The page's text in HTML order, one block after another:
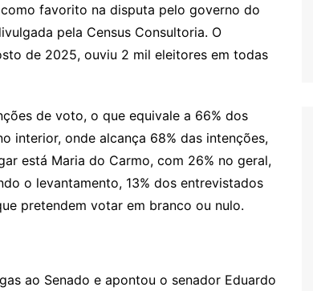
favorito na disputa pelo governo do
pela Census Consultoria. O
de 2025, ouviu 2 mil eleitores em todas
de voto, o que equivale a 66% dos
interior, onde alcança 68% das intenções,
está Maria do Carmo, com 26% no geral,
o levantamento, 13% dos entrevistados
pretendem votar em branco ou nulo.
ao Senado e apontou o senador Eduardo